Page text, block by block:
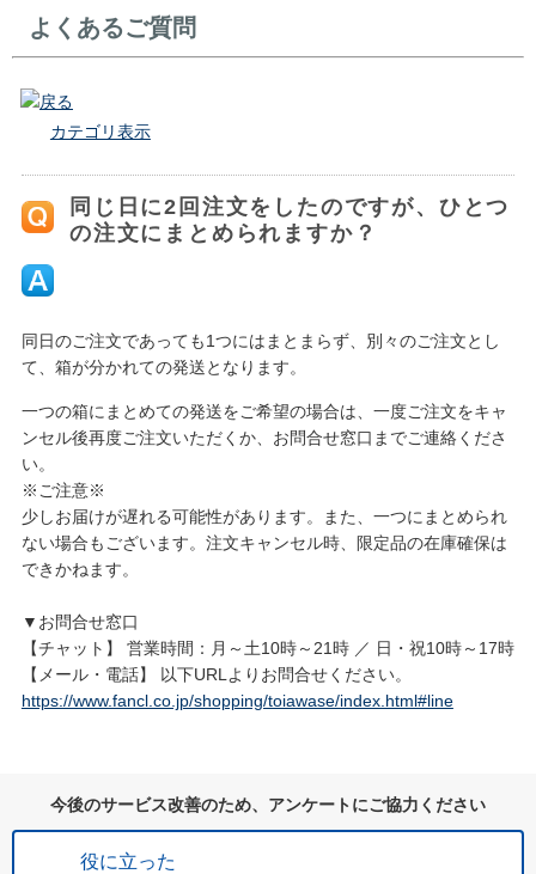
よくあるご質問
戻る
カテゴリ表示
同じ日に2回注文をしたのですが、ひとつ
の注文にまとめられますか？
同日のご注文であっても1つにはまとまらず、別々のご注文とし
て、箱が分かれての発送となります。
一つの箱にまとめての発送をご希望の場合は、一度ご注文をキャ
ンセル後再度ご注文いただくか、お問合せ窓口までご連絡くださ
い。
※ご注意※
少しお届けが遅れる可能性があります。また、一つにまとめられ
ない場合もございます。注文キャンセル時、限定品の在庫確保は
できかねます。
▼お問合せ窓口
【チャット】 営業時間：月～土10時～21時 ／ 日・祝10時～17時
【メール・電話】 以下URLよりお問合せください。
https://www.fancl.co.jp/shopping/toiawase/index.html#line
今後のサービス改善のため、アンケートにご協力ください
役に立った